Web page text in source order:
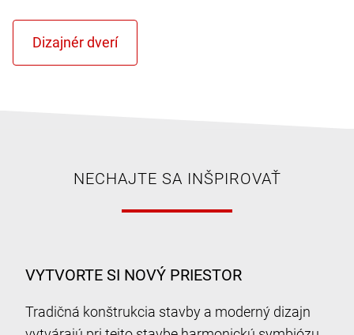
NECHAJTE SA INŠPIROVAŤ
VYTVORTE SI NOVÝ PRIESTOR
Tradičná konštrukcia stavby a moderný dizajn